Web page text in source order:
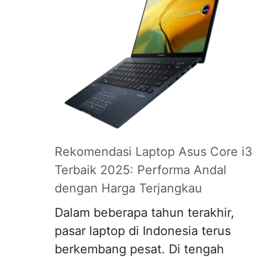
Rekomendasi Laptop Asus Core i3
Terbaik 2025: Performa Andal
dengan Harga Terjangkau
Dalam beberapa tahun terakhir,
pasar laptop di Indonesia terus
berkembang pesat. Di tengah